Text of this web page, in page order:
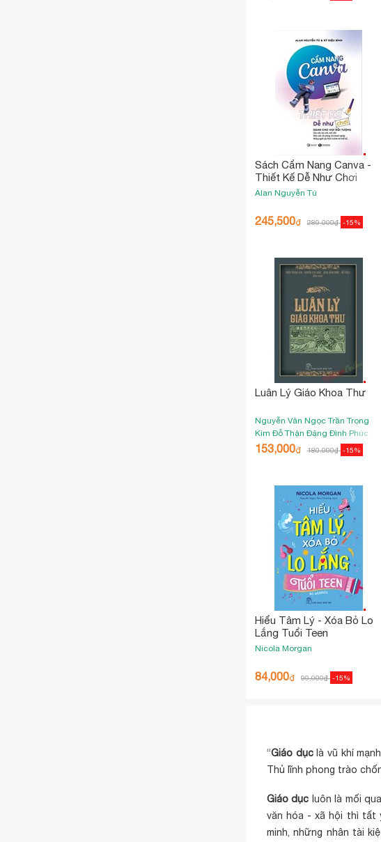
Sách Cẩm Nang Canva -
Thiết Kế Dễ Như Chơi
Alan Nguyễn Tú
245,500₫ 289,000₫ -15%
Luân Lý Giáo Khoa Thư
Nguyễn Văn Ngọc Trần Trọng
Kim Đỗ Thận Đặng Đình Phúc
153,000₫ 180,000₫ -15%
Hiểu Tâm Lý - Xóa Bỏ Lo
Lắng Tuổi Teen
Nicola Morgan
84,000₫ 99,000₫ -15%
“Giáo dụclà vũ khí
Thủ lĩnh phong trào
Giáo dục luôn là mối
văn hóa - xã hội thì
minh, những nhân tài